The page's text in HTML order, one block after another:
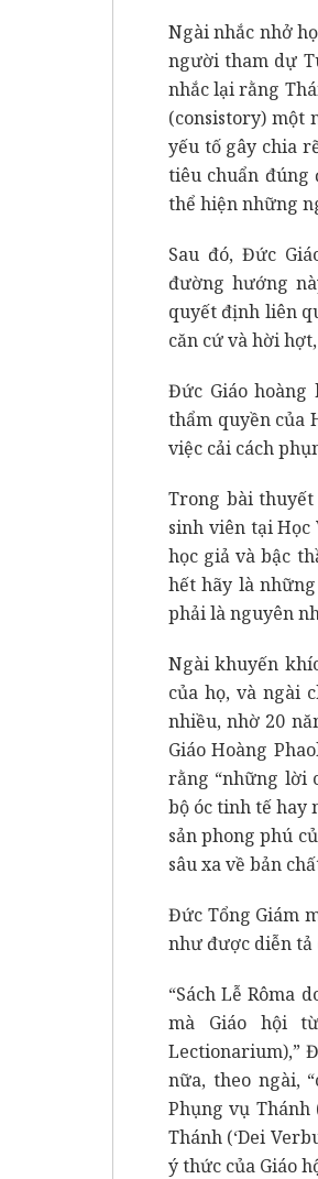
Ngài nhắc nhở
người tham dự
nhắc lại rằng
(consistory) một
yếu tố gây chia
tiêu chuẩn đúng
thể hiện những
Sau đó, Đức
đường hướng
quyết định liên
căn cứ và hời
Đức Giáo hoàng
thẩm quyền của
việc cải cách
Trong bài
sinh viên tại
học giả và bậc
hết hãy là
phải là nguyên
Ngài khuyến
của họ, và ngài
nhiều, nhờ 20
Giáo Hoàng
rằng “những lời
bộ óc tinh tế hay
sản phong phú
sâu xa về bản
Đức Tổng Giám
như được diễn tả
“Sách Lễ Rôma
mà Giáo hội
Lectionarium),”
nữa, theo ngài,
Phụng vụ Thánh
Thánh (‘Dei
ý thức của Giáo